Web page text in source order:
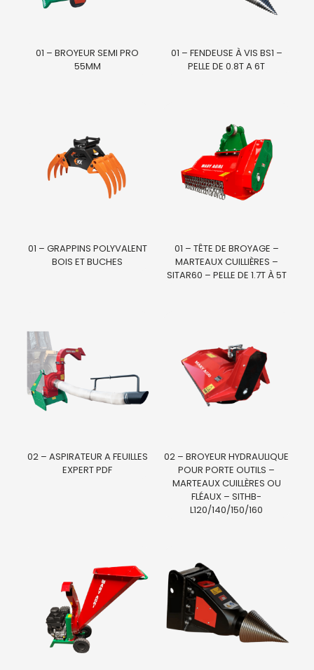
01 – BROYEUR SEMI PRO
55MM
01 – FENDEUSE À VIS BS1 –
PELLE DE 0.8T A 6T
01 – GRAPPINS POLYVALENT
BOIS ET BUCHES
01 – TÊTE DE BROYAGE –
MARTEAUX CUILLIÈRES –
SITAR60 – PELLE DE 1.7T À 5T
02 – ASPIRATEUR A FEUILLES
EXPERT PDF
02 – BROYEUR HYDRAULIQUE
POUR PORTE OUTILS –
MARTEAUX CUILLÈRES OU
FLÉAUX – SITHB-
L120/140/150/160